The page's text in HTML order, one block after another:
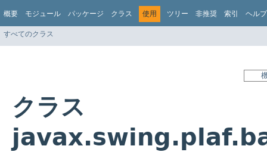
概要 モジュール パッケージ クラス 使用 ツリー 非推奨 索引 ヘルプ
すべてのクラス
クラス